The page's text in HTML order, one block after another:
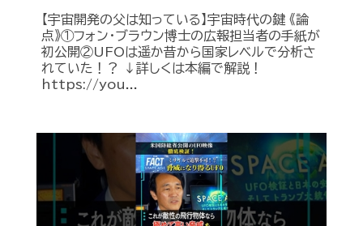
【宇宙開発の父は知っている】宇宙時代の鍵 《論
点》①フォン・ブラウン博士の広報担当者の手紙が
初公開②UFOは遥か昔から国家レベルで分析さ
れていた！？ ↓詳しくは本編で解説！
https://you...